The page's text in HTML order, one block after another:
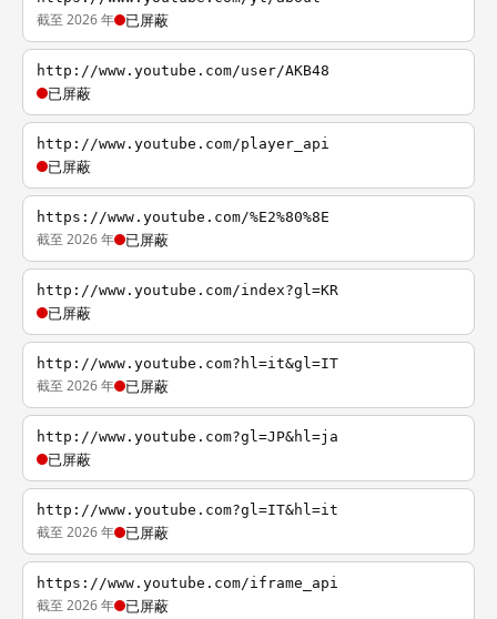
截至 2026 年 已屏蔽
http://www.youtube.com/user/AKB48
已屏蔽
http://www.youtube.com/player_api
已屏蔽
https://www.youtube.com/%E2%80%8E
截至 2026 年 已屏蔽
http://www.youtube.com/index?gl=KR
已屏蔽
http://www.youtube.com?hl=it&gl=IT
截至 2026 年 已屏蔽
http://www.youtube.com?gl=JP&hl=ja
已屏蔽
http://www.youtube.com?gl=IT&hl=it
截至 2026 年 已屏蔽
https://www.youtube.com/iframe_api
截至 2026 年 已屏蔽